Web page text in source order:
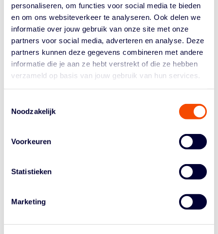
personaliseren, om functies voor social media te bieden
en om ons websiteverkeer te analyseren. Ook delen we
informatie over jouw gebruik van onze site met onze
partners voor social media, adverteren en analyse. Deze
partners kunnen deze gegevens combineren met andere
informatie die je aan ze hebt verstrekt of die ze hebben
verzameld op basis van jouw gebruik van hun services.
Noodzakelijk
Voorkeuren
Statistieken
Marketing
NEDERLAND-HONGARIJE 12-14
Met al een wedstrijd in de benen traden de Orange
Lions aan tegen topfavoriet Hongarije. Een week eerder
verloren de Nederlandse vrouwen al van de Hongaren,
die zich ook niet wisten te plaatsen voor de Spelen van
Tokio. De wedstrijd ontvouwde zich opnieuw tot een
puntje-puntje wedstrijd, waarbij om de beurt Hongarije
en Nederland de leiding namen.
Met nog tien seconden te gaan kwam het scenario exact
overeen met een wedstrijd eerder. De Orange Lions
maken om de klok te doen stoppen. Ditmaal wordt wel
gaat en de thuisploeg hun eerste wedstrijd wint.
veel beter dan afgelopen week. Vooral verdedigend
waren we goed. Je weet dat elke wedstrijd 'lelijk' gaat